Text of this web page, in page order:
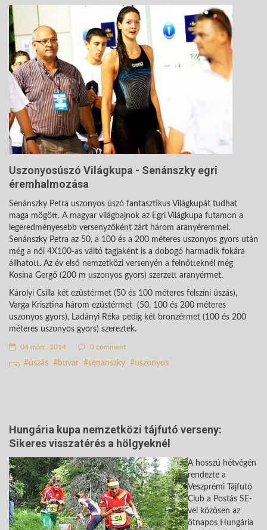
Uszonyosúszó Világkupa - Senánszky egri
éremhalmozása
Senánszky Petra uszonyos úszó fantasztikus Világkupát tudhat
maga mögött. A magyar világbajnok az Egri Világkupa futamon a
legeredményesebb versenyzőként zárt három aranyéremmel.
Senánszky Petra az 50, a 100 és a 200 méteres uszonyos gyors után
még a női 4X100-as váltó tagjaként is a dobogó harmadik fokára
állhatott. Az év első nemzetközi versenyén a felnőtteknél még
Kosina Gergő (200 m uszonyos gyors) szerzett aranyérmet.
Károlyi Csilla két ezüstérmet (50 és 100 méteres felszíni úszás),
Varga Krisztina három ezüstérmet (50, 100 és 200 méteres
uszonyos gyors), Ladányi Réka pedig két bronzérmet (100 és 200
méteres uszonyos gyors) szereztek.
04 márc. 2014 0 comment
úszás buvar senanszky uszonyos
Hungária kupa nemzetközi tájfutó verseny:
Sikeres visszatérés a hölgyeknél
A hosszú hétvégén
rendezte a
Veszprémi Tájfutó
Club a Postás SE-
vel közösen az
ötnapos Hungária